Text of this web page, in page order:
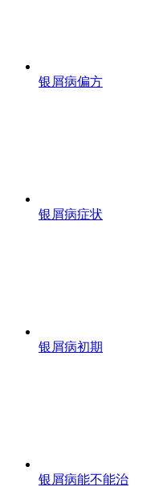
银屑病偏方
银屑病症状
银屑病初期
银屑病能不能治